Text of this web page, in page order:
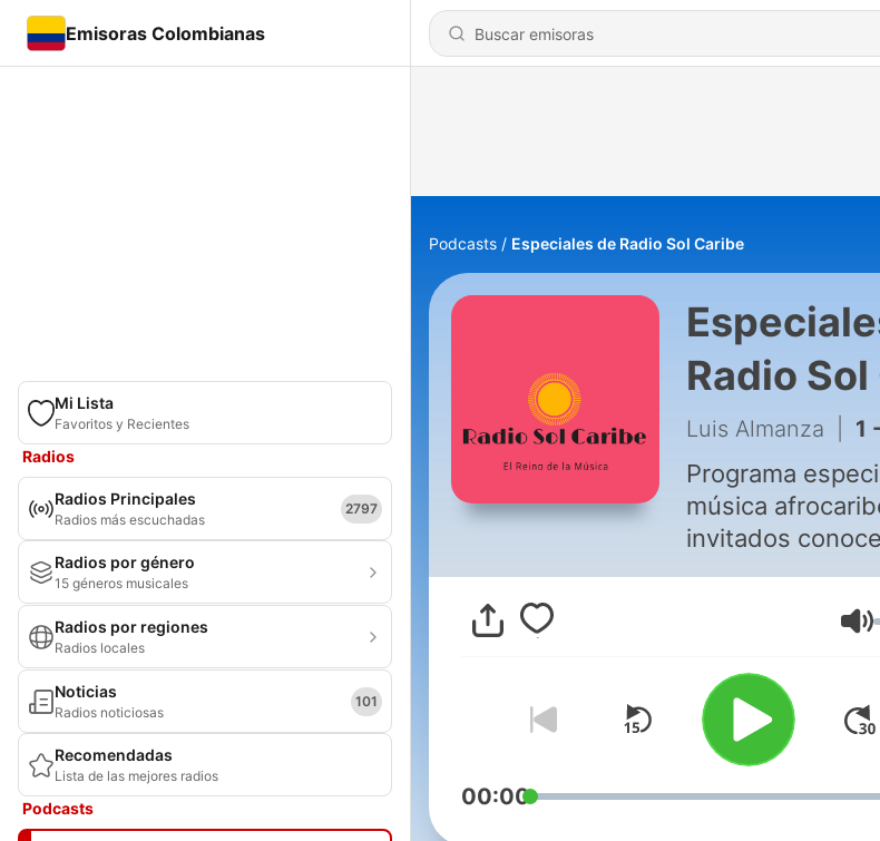
Emisoras Colombianas
Mi Lista
Favoritos y Recientes
Radios
Radios Principales
Radios más escuchadas
2797
Radios por género
15 géneros musicales
Radios por regiones
Radios locales
Noticias
Radios noticiosas
101
Recomendadas
Lista de las mejores radios
Podcasts
Podcasts Especiales de Radio Sol Caribe
Radio
Luis Almanza 1 -
Programa
música
invitados
tema
00:00